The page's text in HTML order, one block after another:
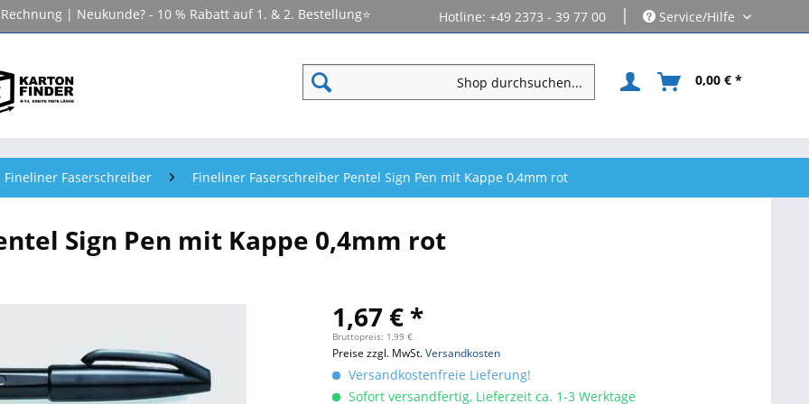
| Neukunde? - 10 % Rabatt auf 1. & 2. Bestellung⭐ Hotline: +49 2373 - 39 77 00 | Service/Hilfe
0,00 € *
Fineliner Faserschreiber Fineliner Faserschreiber Pentel Sign Pen mit Kappe 0,4mm rot
Sign Pen mit Kappe 0,4mm rot
1,67 € *
Bruttopreis: 1,99 €
Preise zzgl. MwSt.Versandkosten
Versandkostenfreie Lieferung!
Sofort versandfertig, Lieferzeit ca. 1-3 Werktage